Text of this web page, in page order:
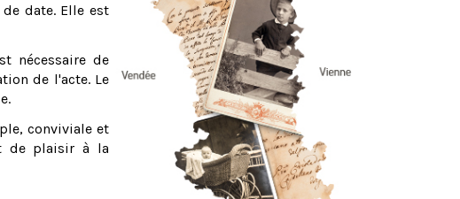
date. Elle est
nécessaire de
de l'acte. Le
conviviale et
de plaisir à la